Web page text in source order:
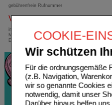
COOKIE-
Wir schützen
Für die ordnungsgemäße
(z.B. Navigation,
wir so genannte Cookies
notwendig, damit unser
Darüber hinaus helfen
gebührenfreie Rufnummer
Versandkostenfrei
innerhalb Deutschlands bei einem
Mindestbestellwert von 13,99 Euro oder bei
Einsendung eines Kassenrezeptes